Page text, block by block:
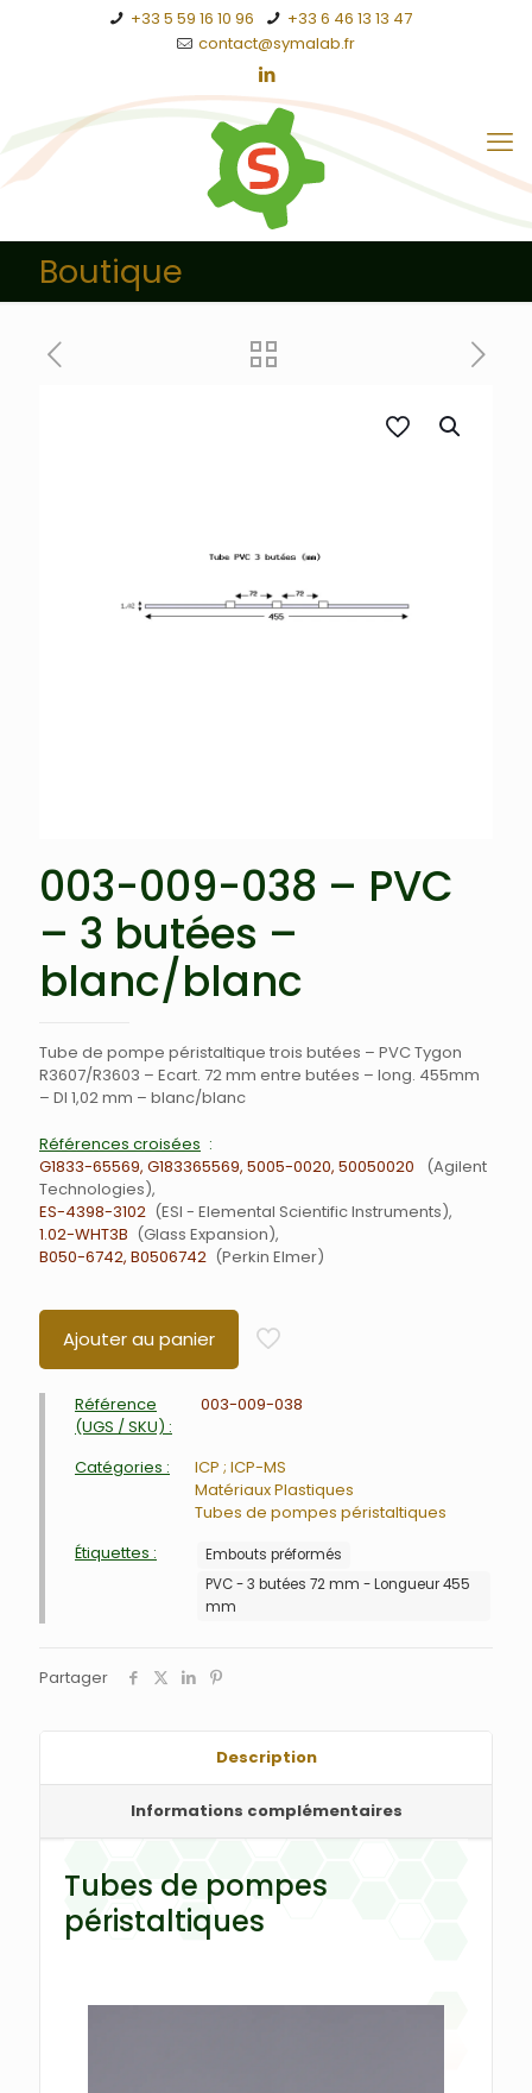
+33 5 59 16 10 96
+33 6 46 13 13 47
contact@symalab.fr
Boutique
003-009-038 – PVC
– 3 butées –
blanc/blanc
Tube de pompe péristaltique trois butées – PVC Tygon
R3607/R3603 – Ecart. 72 mm entre butées – long. 455mm
– DI 1,02 mm – blanc/blanc
Références croisées
G1833-65569, G183365569, 5005-0020, 50050020
Agilent
Technologies
ES-4398-3102
ESI - Elemental Scientific Instruments
1.02-WHT3B
Glass Expansion
B050-6742, B0506742
Perkin Elmer
Ajouter au panier
Référence
(UGS / SKU) :
003-009-038
Catégories :
ICP ; ICP-MS
Matériaux Plastiques
Tubes de pompes péristaltiques
Étiquettes :
Embouts préformés
PVC - 3 butées 72 mm - Longueur 455
mm
Partager
Description
Informations complémentaires
Tubes de pompes
péristaltiques